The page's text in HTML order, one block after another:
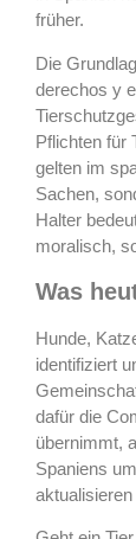
früher.
Die
derechos y
Pflichten für
gelten im
Sachen,
Halter
moralisch,
Was
Hunde,
identifiziert
dafür die
übernimmt,
Spaniens